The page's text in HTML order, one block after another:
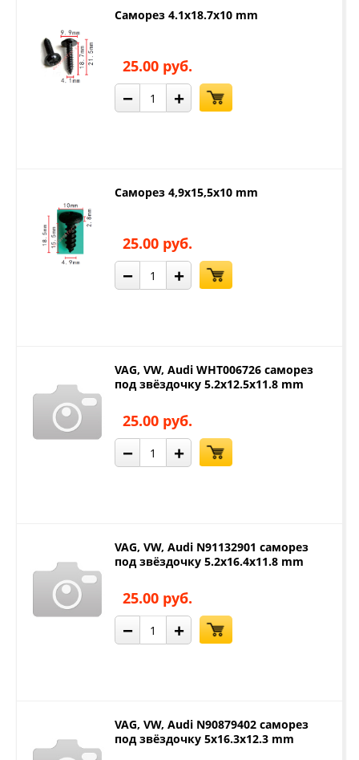
Саморез 4.1x18.7x10 mm
25.00 руб.
− +
Саморез 4,9x15,5x10 mm
25.00 руб.
− +
VAG, VW, Audi WHT006726 саморез
под звёздочку 5.2x12.5x11.8 mm
25.00 руб.
− +
VAG, VW, Audi N91132901 саморез
под звёздочку 5.2x16.4x11.8 mm
25.00 руб.
− +
VAG, VW, Audi N90879402 саморез
под звёздочку 5x16.3x12.3 mm